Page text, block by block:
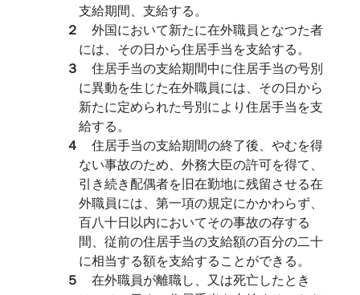
支給期間、支給する。
２ 外国において新たに在外職員となつた者
には、その日から住居手当を支給する。
３ 住居手当の支給期間中に住居手当の号別
に異動を生じた在外職員には、その日から
新たに定められた号別により住居手当を支
給する。
４ 住居手当の支給期間の終了後、やむを得
ない事故のため、外務大臣の許可を得て、
引き続き配偶者を旧在勤地に残留させる在
外職員には、第一項の規定にかかわらず、
百八十日以内においてその事故の存する
間、従前の住居手当の支給額の百分の二十
に相当する額を支給することができる。
５ 在外職員が離職し、又は死亡したとき